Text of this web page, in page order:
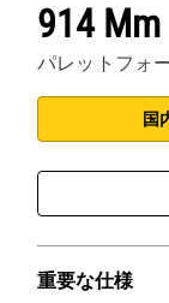
914 Mm
パレットフォ
国
重要な仕様